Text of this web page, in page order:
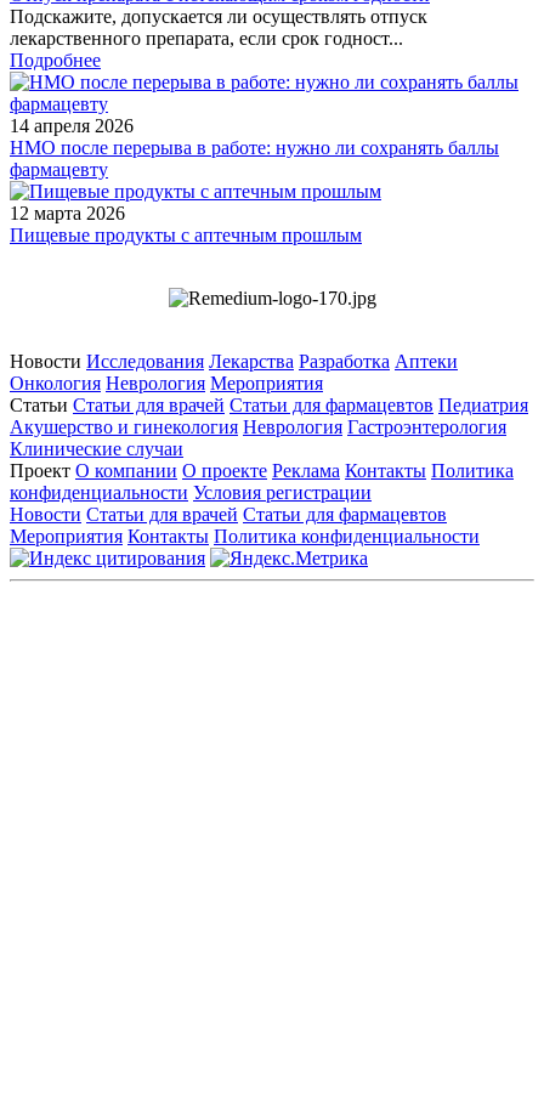
Подскажите, допускается ли осуществлять отпуск
лекарственного препарата, если срок годност...
Подробнее
14 апреля 2026
НМО после перерыва в работе: нужно ли сохранять баллы
фармацевту
12 марта 2026
Пищевые продукты с аптечным прошлым
Новости Исследования Лекарства Разработка Аптеки
Онкология Неврология Мероприятия
Статьи Статьи для врачей Статьи для фармацевтов Педиатрия
Акушерство и гинекология Неврология Гастроэнтерология
Клинические случаи
Проект О компании О проекте Реклама Контакты Политика
конфиденциальности Условия регистрации
Новости Статьи для врачей Статьи для фармацевтов
Мероприятия Контакты Политика конфиденциальности